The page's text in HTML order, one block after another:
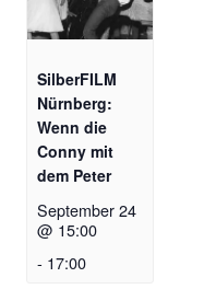
SilberFILM
Nürnberg:
Wenn die
Conny mit
dem Peter
September 24
@ 15:00
- 17:00